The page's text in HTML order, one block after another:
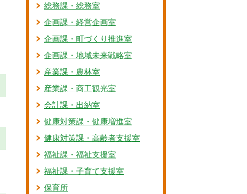
総務課・総務室
企画課・経営企画室
企画課・町づくり推進室
企画課・地域未来戦略室
産業課・農林室
産業課・商工観光室
会計課・出納室
健康対策課・健康増進室
健康対策課・高齢者支援室
福祉課・福祉支援室
福祉課・子育て支援室
保育所